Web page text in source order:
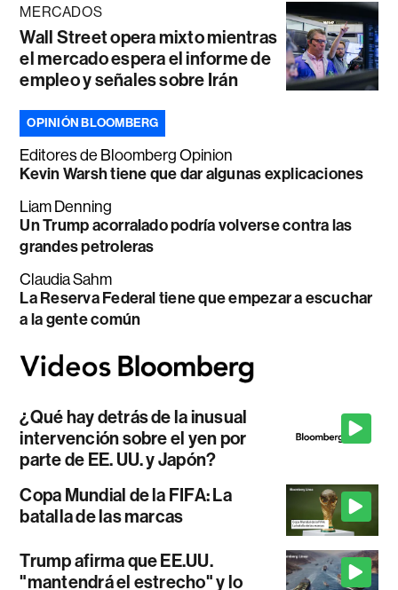
MERCADOS
Wall Street opera mixto mientras
el mercado espera el informe de
empleo y señales sobre Irán
OPINIÓN BLOOMBERG
Editores de Bloomberg Opinion
Kevin Warsh tiene que dar algunas explicaciones
Liam Denning
Un Trump acorralado podría volverse contra las
grandes petroleras
Claudia Sahm
La Reserva Federal tiene que empezar a escuchar
a la gente común
¿Qué hay detrás de la inusual
intervención sobre el yen por
parte de EE. UU. y Japón?
Copa Mundial de la FIFA: La
batalla de las marcas
Trump afirma que EE.UU.
"mantendrá el estrecho" y lo